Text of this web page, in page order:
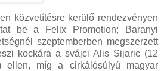
közvetítésre kerülő rendezvényen
be a Felix Promotion; Baranyi
szeptemberben megszerzett
kockára a svájci Alis Sijaric (12
ellen, míg a cirkálósúlyú magyar